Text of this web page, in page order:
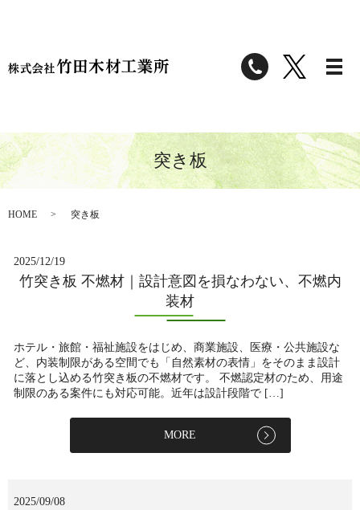
突き板
HOME 突き板
2025/12/19
竹突き板 不燃材｜設計意図を損なわない、不燃内
装材
ホテル・旅館・福祉施設をはじめ、商業施設、医療・公共施設な
ど、内装制限がある空間でも「自然素材の表情」をそのまま設計
に落とし込める竹突き板の不燃材です。 不燃認定材のため、用途
制限のある案件にも対応可能。近年は設計段階で […]
MORE
2025/09/08